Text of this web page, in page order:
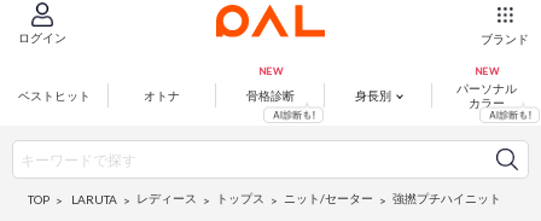
ログイン ブランド
ベストヒット オトナ 骨格診断 身長別
パーソナル
カラー
TOP LARUTA レディース トップス ニット/セーター 強撚プチハイニット